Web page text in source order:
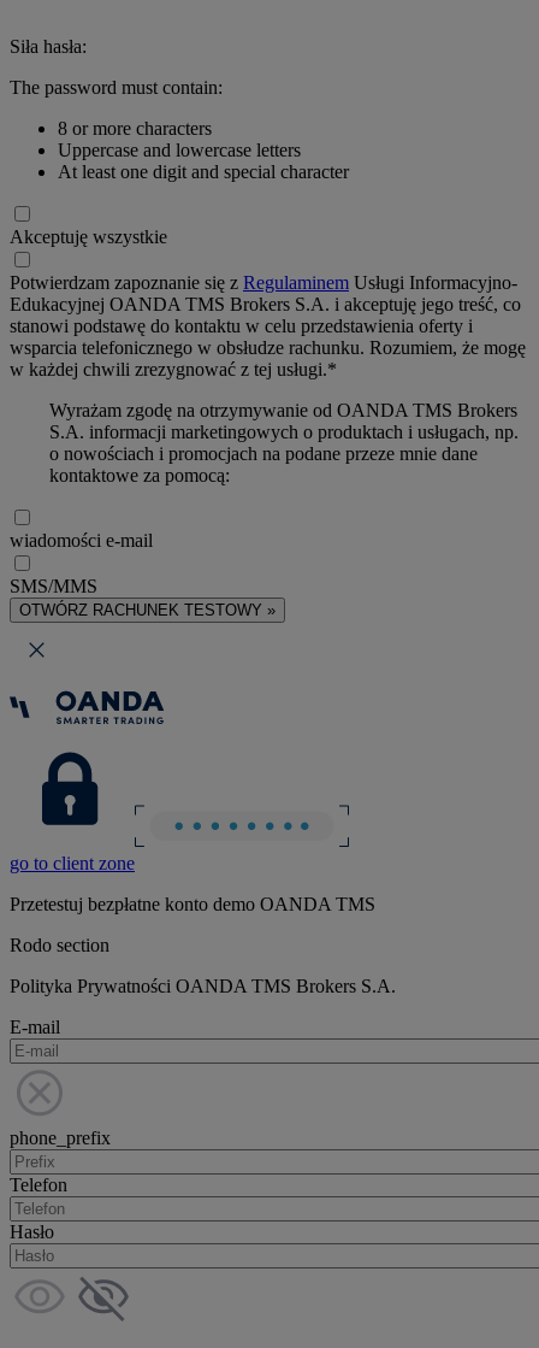
Siła hasła:
The password must contain:
8 or more characters
Uppercase and lowercase letters
At least one digit and special character
Akceptuję wszystkie
Potwierdzam zapoznanie się z Regulaminem Usługi Informacyjno-
Edukacyjnej OANDA TMS Brokers S.A. i akceptuję jego treść, co
stanowi podstawę do kontaktu w celu przedstawienia oferty i
wsparcia telefonicznego w obsłudze rachunku. Rozumiem, że mogę
w każdej chwili zrezygnować z tej usługi.*
Wyrażam zgodę na otrzymywanie od OANDA TMS Brokers
S.A. informacji marketingowych o produktach i usługach, np.
o nowościach i promocjach na podane przeze mnie dane
kontaktowe za pomocą:
wiadomości e-mail
SMS/MMS
OTWÓRZ RACHUNEK TESTOWY »
go to client zone
Przetestuj bezpłatne konto demo OANDA TMS
Rodo section
Polityka Prywatności OANDA TMS Brokers S.A.
E-mail
phone_prefix
Telefon
Hasło